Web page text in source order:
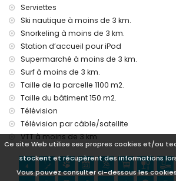
Ce site Web utilise ses propres cookies et/ou
stockent et récupèrent des informations
Vous pouvez consulter ci-dessous les
Sports
tennis, randonnée, VTT, cyclisme,
pêche, plongée, snorkeling, surf,
nautique (à moins de 5 kilomètres de
golf (Club de Golf de Jávea, Jávea) et
de 10 kilomètres de la villa)
Serviettes
Ski nautique à moins de 3 km.
Snorkeling à moins de 3 km.
Station d’accueil pour iPod
Supermarché à moins de 3 km.
Surf à moins de 3 km.
Taille de la parcelle 1100 m2.
Taille du bâtiment 150 m2.
Télévision
Télévision par câble/satellite
VTT à moins de 3 km.